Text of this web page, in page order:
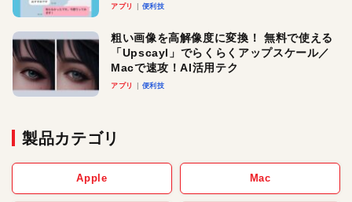
アプリ 便利技
粗い画像を高解像度に変換！ 無料で使える
「Upscayl」でらくらくアップスケール／
Macで速攻！AI活用テク
アプリ 便利技
製品カテゴリ
Apple Mac